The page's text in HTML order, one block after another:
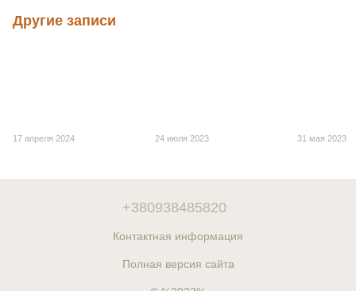
Другие записи
17 апреля 2024 24 июля 2023 31 мая 2023
+380938485820
Контактная информация
Полная версия сайта